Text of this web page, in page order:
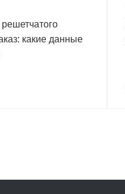
какие данные